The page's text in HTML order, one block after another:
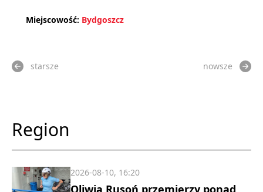
Miejscowość: Bydgoszcz
starsze nowsze
Region
Oliwia Rusoń przemierzy ponad
2026-08-10, 16:20